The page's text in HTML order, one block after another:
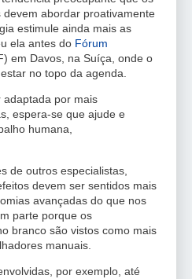
abordar proativamente
estimule ainda mais as
ela antes do Fórum
em Davos, na Suíça, onde o
no topo da agenda.
adaptada por mais
espera-se que ajude e
humana,
de outros especialistas,
devem ser sentidos mais
avançadas do que nos
parte porque os
branco são vistos como mais
manuais.
por exemplo, até